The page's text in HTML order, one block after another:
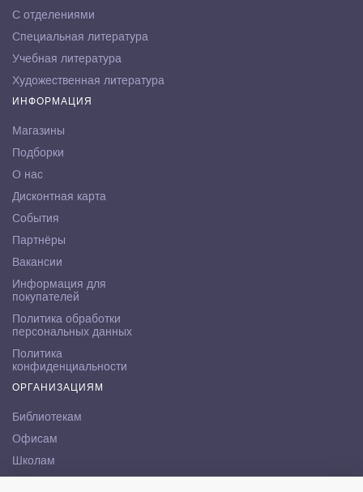
С отделениями
Специальная литература
Учебная литература
Художественная литература
ИНФОРМАЦИЯ
Магазины
Подборки
О нас
Дисконтная карта
События
Партнёры
Вакансии
Информация для
покупателей
Политика обработки
персональных данных
Политика
конфиденциальности
ОРГАНИЗАЦИЯМ
Библиотекам
Офисам
Школам